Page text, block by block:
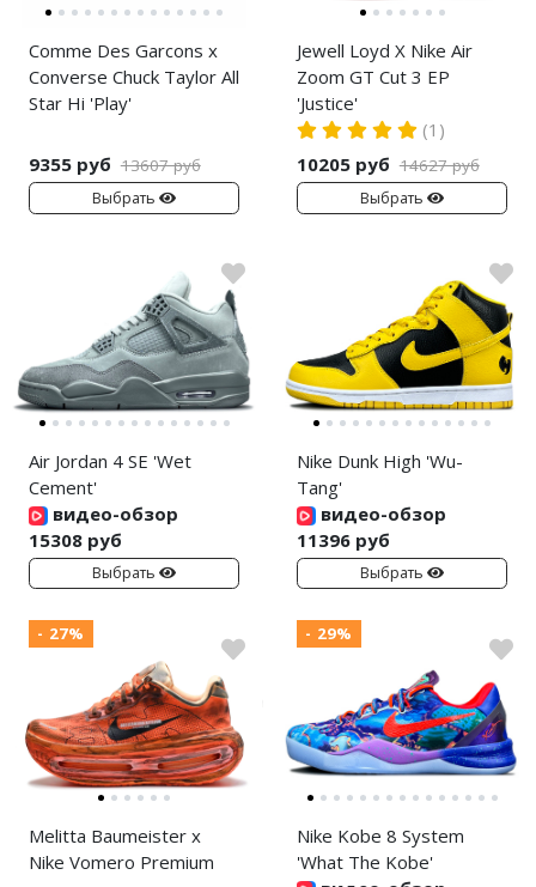
Comme Des Garcons x
Converse Chuck Taylor All
Star Hi 'Play'
9355 руб 13607 руб
Выбрать
Jewell Loyd X Nike Air
Zoom GT Cut 3 EP
'Justice'
(1)
10205 руб 14627 руб
Выбрать
Air Jordan 4 SE 'Wet
Cement'
видео-обзор
15308 руб
Выбрать
Nike Dunk High 'Wu-
Tang'
видео-обзор
11396 руб
Выбрать
- 27%
Melitta Baumeister x
Nike Vomero Premium
- 29%
Nike Kobe 8 System
'What The Kobe'